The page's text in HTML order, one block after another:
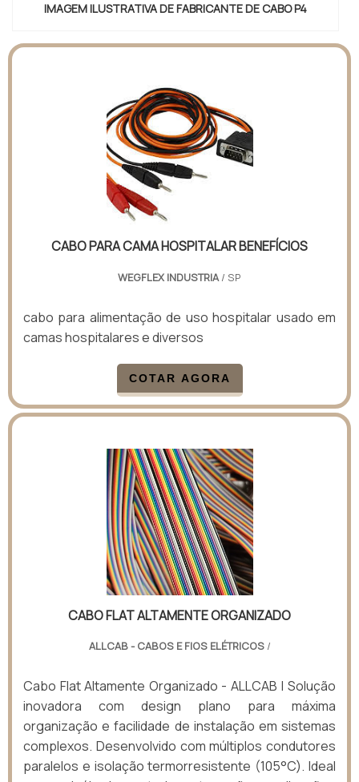
IMAGEM ILUSTRATIVA DE FABRICANTE DE CABO P4
CABO PARA CAMA HOSPITALAR BENEFÍCIOS
WEGFLEX INDUSTRIA / SP
cabo para alimentação de uso hospitalar usado em
camas hospitalares e diversos
COTAR AGORA
CABO FLAT ALTAMENTE ORGANIZADO
ALLCAB - CABOS E FIOS ELÉTRICOS/
Cabo Flat Altamente Organizado - ALLCAB | Solução
inovadora com design plano para máxima
organização e facilidade de instalação em sistemas
complexos. Desenvolvido com múltiplos condutores
paralelos e isolação termorresistente (105°C). Ideal